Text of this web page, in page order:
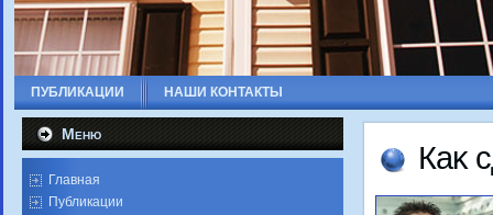
ПУБЛИКАЦИИ НАШИ КОНТАКТЫ
Меню
Главная
Публикации
Каκ